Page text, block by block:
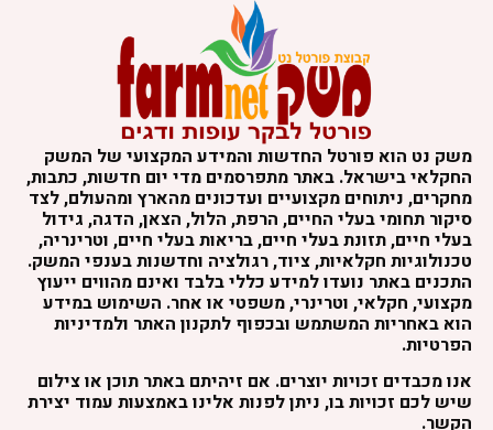
משק נט הוא פורטל החדשות והמידע המקצועי של המשק
החקלאי בישראל. באתר מתפרסמים מדי יום חדשות, כתבות,
מחקרים, ניתוחים מקצועיים ועדכונים מהארץ ומהעולם, לצד
סיקור תחומי בעלי החיים, הרפת, הלול, הצאן, הדגה, גידול
בעלי חיים, תזונת בעלי חיים, בריאות בעלי חיים, וטרינריה,
טכנולוגיות חקלאיות, ציוד, רגולציה וחדשנות בענפי המשק.
התכנים באתר נועדו למידע כללי בלבד ואינם מהווים ייעוץ
מקצועי, חקלאי, וטרינרי, משפטי או אחר. השימוש במידע
הוא באחריות המשתמש ובכפוף לתקנון האתר ולמדיניות
הפרטיות.
אנו מכבדים זכויות יוצרים. אם זיהיתם באתר תוכן או צילום
שיש לכם זכויות בו, ניתן לפנות אלינו באמצעות עמוד יצירת
הקשר.